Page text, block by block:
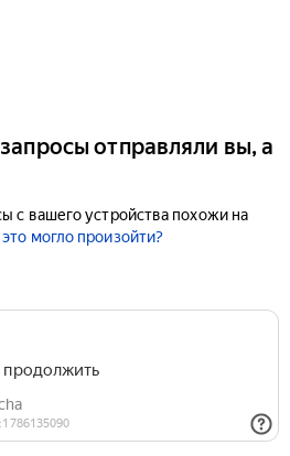
отправляли вы, а
с вашего устройства похожи на
могло произойти?